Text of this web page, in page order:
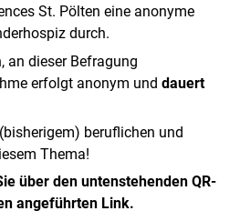
St. Pölten eine anonyme
durch.
an dieser Befragung
erfolgt anonym unddauert
beruflichen und
Thema!
über den untenstehenden QR-
angeführten Link.